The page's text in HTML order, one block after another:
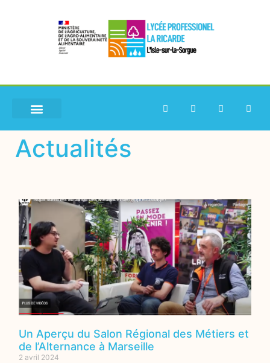
Actualités
Un Aperçu du Salon Régional des Métiers et
de l’Alternance à Marseille
2 avril 2024